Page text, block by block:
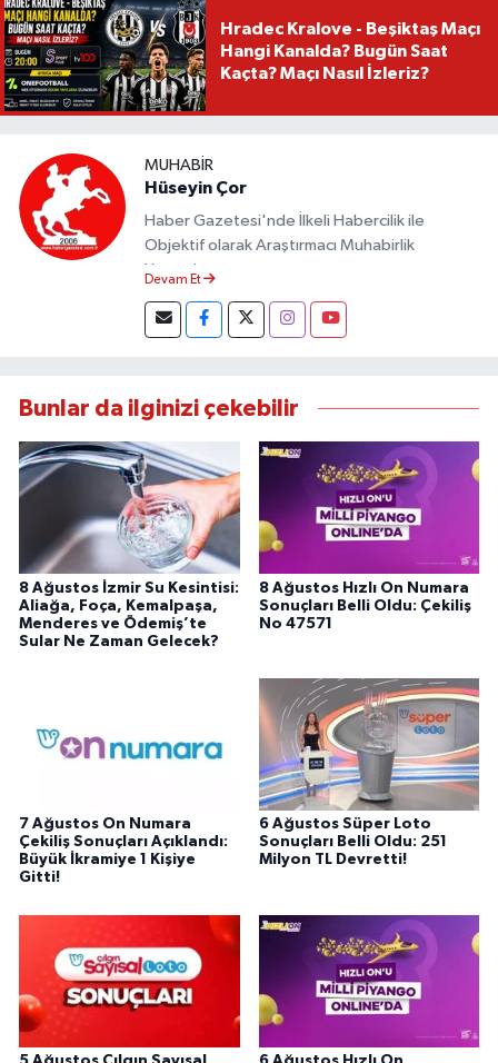
Hradec Kralove - Beşiktaş Maçı
Hangi Kanalda? Bugün Saat
Kaçta? Maçı Nasıl İzleriz?
MUHABIR
Hüseyin Çor
Haber Gazetesi'nde İlkeli Habercilik ile
Objektif olarak Araştırmacı Muhabirlik
Yapmaktayım.
Devam Et
Bunlar da ilginizi çekebilir
8 Ağustos İzmir Su Kesintisi:
Aliağa, Foça, Kemalpaşa,
Menderes ve Ödemiş’te
Sular Ne Zaman Gelecek?
8 Ağustos Hızlı On Numara
Sonuçları Belli Oldu: Çekiliş
No 47571
7 Ağustos On Numara
Çekiliş Sonuçları Açıklandı:
Büyük İkramiye 1 Kişiye
Gitti!
6 Ağustos Süper Loto
Sonuçları Belli Oldu: 251
Milyon TL Devretti!